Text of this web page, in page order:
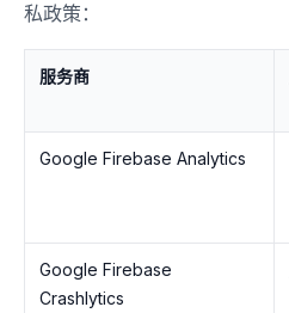
私政策：
服务商
Google Firebase Analytics
Google Firebase
Crashlytics